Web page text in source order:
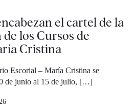
el cartel de la
los Cursos de
Cristina
Escorial – María Cristina se
de junio al 15 de julio, […]